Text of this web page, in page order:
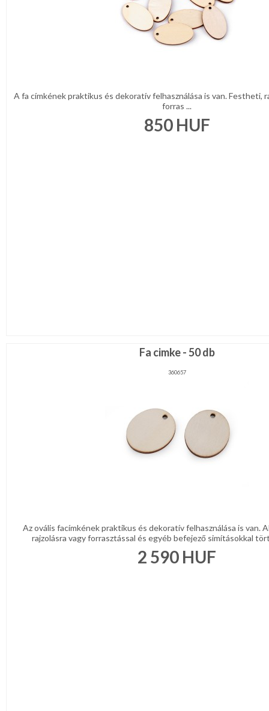
A fa címkének praktikus és dekoratív felhasználása is van. Festheti,
forras ...
850HUF
Fa cimke - 50 db
360657
Az ovális facímkének praktikus és dekoratív felhasználása is van.
rajzolásra vagy forrasztással és egyéb befejező simításokkal
2 590 HUF